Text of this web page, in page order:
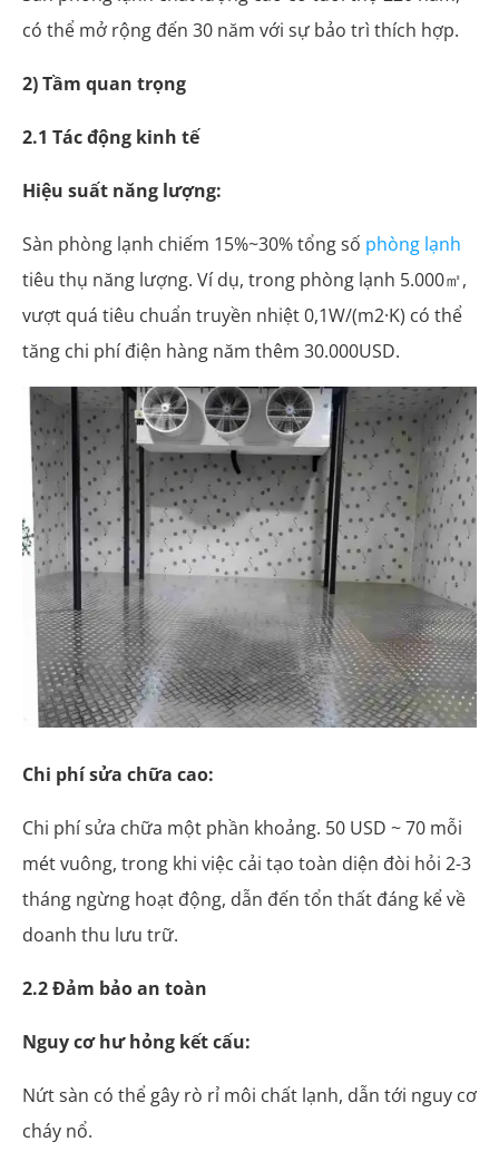
có thể mở rộng đến 30 năm với sự bảo trì thích hợp.
2) Tầm quan trọng
2.1 Tác động kinh tế
Hiệu suất năng lượng:
Sàn phòng lạnh chiếm 15%~30% tổng số phòng lạnh
tiêu thụ năng lượng. Ví dụ, trong phòng lạnh 5.000㎡,
vượt quá tiêu chuẩn truyền nhiệt 0,1W/(m2·K) có thể
tăng chi phí điện hàng năm thêm 30.000USD.
Chi phí sửa chữa cao:
Chi phí sửa chữa một phần khoảng. 50 USD ~ 70 mỗi
mét vuông, trong khi việc cải tạo toàn diện đòi hỏi 2-3
tháng ngừng hoạt động, dẫn đến tổn thất đáng kể về
doanh thu lưu trữ.
2.2 Đảm bảo an toàn
Nguy cơ hư hỏng kết cấu:
Nứt sàn có thể gây rò rỉ môi chất lạnh, dẫn tới nguy cơ
cháy nổ.